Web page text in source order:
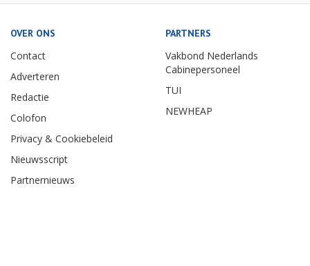
OVER ONS
Contact
Adverteren
Redactie
Colofon
Privacy & Cookiebeleid
Nieuwsscript
Partnernieuws
PARTNERS
Vakbond Nederlands
Cabinepersoneel
TUI
NEWHEAP